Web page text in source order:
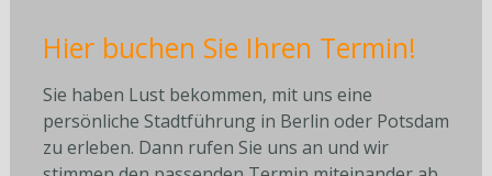
Hier buchen Sie Ihren Termin!
Sie haben Lust bekommen, mit uns eine
persönliche Stadtführung in Berlin oder Potsdam
zu erleben. Dann rufen Sie uns an und wir